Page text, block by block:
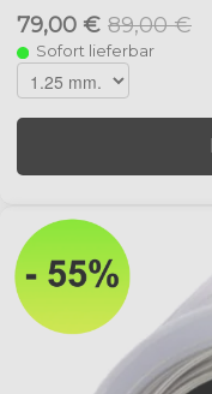
79,00 € 89,00 €
Sofort lieferbar